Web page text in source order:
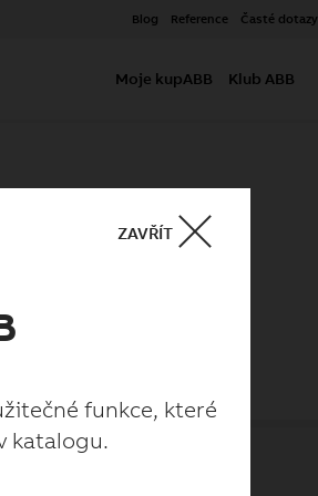
Blog Reference Časté dotazy
Moje kupABB Klub ABB
funkce, které
funkce, které
katalogu.
ZAVŘÍT